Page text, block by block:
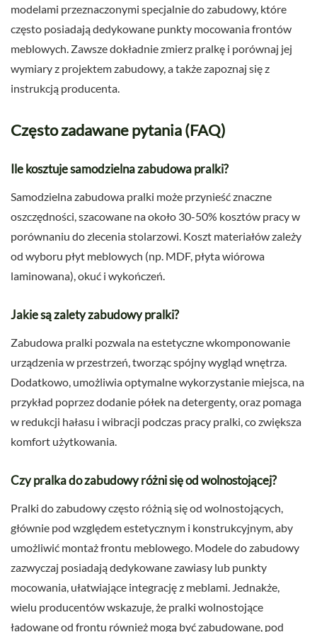
modelami przeznaczonymi specjalnie do zabudowy, które
często posiadają dedykowane punkty mocowania frontów
meblowych. Zawsze dokładnie zmierz pralkę i porównaj jej
wymiary z projektem zabudowy, a także zapoznaj się z
instrukcją producenta.
Często zadawane pytania (FAQ)
Ile kosztuje samodzielna zabudowa pralki?
Samodzielna zabudowa pralki może przynieść znaczne
oszczędności, szacowane na około 30-50% kosztów pracy w
porównaniu do zlecenia stolarzowi. Koszt materiałów zależy
od wyboru płyt meblowych (np. MDF, płyta wiórowa
laminowana), okuć i wykończeń.
Jakie są zalety zabudowy pralki?
Zabudowa pralki pozwala na estetyczne wkomponowanie
urządzenia w przestrzeń, tworząc spójny wygląd wnętrza.
Dodatkowo, umożliwia optymalne wykorzystanie miejsca, na
przykład poprzez dodanie półek na detergenty, oraz pomaga
w redukcji hałasu i wibracji podczas pracy pralki, co zwiększa
komfort użytkowania.
Czy pralka do zabudowy różni się od wolnostojącej?
Pralki do zabudowy często różnią się od wolnostojących,
głównie pod względem estetycznym i konstrukcyjnym, aby
umożliwić montaż frontu meblowego. Modele do zabudowy
zazwyczaj posiadają dedykowane zawiasy lub punkty
mocowania, ułatwiające integrację z meblami. Jednakże,
wielu producentów wskazuje, że pralki wolnostojące
ładowane od frontu również mogą być zabudowane, pod